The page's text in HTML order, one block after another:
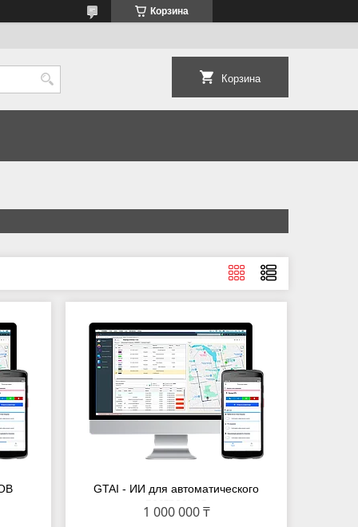
Корзина
Корзина
GTAI - ИИ для автоматического
1 000 000 ₸